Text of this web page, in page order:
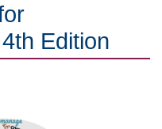
Edition